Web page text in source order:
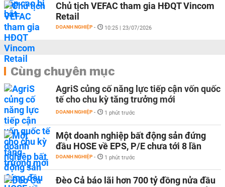
Chủ tịch VEFAC tham gia HĐQT Vincom
Retail
DOANH NGHIỆP - 10:25 | 23/07/2026
Cùng chuyên mục
AgriS củng cố năng lực tiếp cận vốn quốc
tế cho chu kỳ tăng trưởng mới
DOANH NGHIỆP - 1 phút trước
Một doanh nghiệp bất động sản đứng
đầu HOSE về EPS, P/E chưa tới 8 lần
DOANH NGHIỆP - 1 phút trước
Đèo Cả báo lãi hơn 700 tỷ đồng nửa đầu